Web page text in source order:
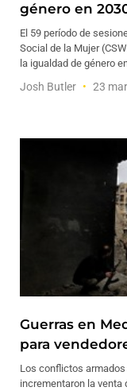
género en
El 59 período de
Social de la Mujer
la igualdad de género
Josh Butler 23
Guerras en
para
Los conflictos armados
incrementaron la venta